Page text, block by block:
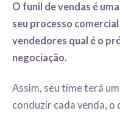
O funil de vendas é
seu processo
vendedores qual é o
negociação.
Assim, seu time terá
conduzir cada venda, o